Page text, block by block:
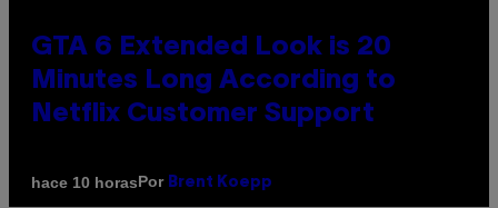
GTA 6 Extended Look is 20
Minutes Long According to
Netflix Customer Support
hace 10 horasPor Brent Koepp